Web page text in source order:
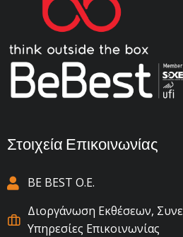
Στοιχεία Επικοινωνίας
BE BEST Ο.Ε.
Διοργάνωση Εκθέσεων,
Υπηρεσίες Επικοινωνίας